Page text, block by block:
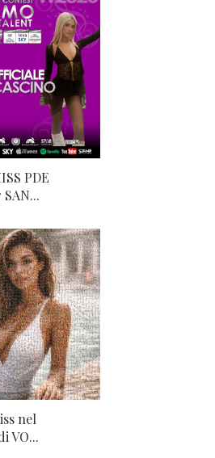
PDE
nel
VO...